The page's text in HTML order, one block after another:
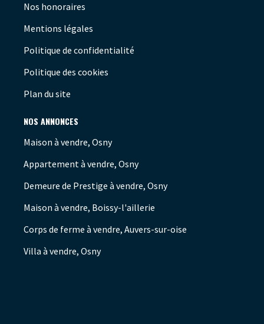
Nos honoraires
Mentions légales
Politique de confidentialité
Politique des cookies
Plan du site
NOS ANNONCES
Maison à vendre, Osny
Appartement à vendre, Osny
Demeure de Prestige à vendre, Osny
Maison à vendre, Boissy-l'aillerie
Corps de ferme à vendre, Auvers-sur-oise
Villa à vendre, Osny